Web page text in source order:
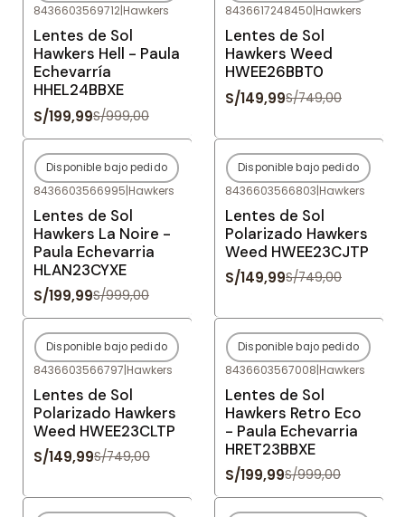
Agotado
8436603569712|Hawkers
Lentes de Sol
Hawkers Hell - Paula
Echevarría
HHEL24BBXE
S/199,99S/999,00
Agotado
8436617248450|Hawkers
Lentes de Sol
Hawkers Weed
HWEE26BBT0
S/149,99S/749,00
-80%OFF
Agotado
Disponible bajo pedido
8436603566995|Hawkers
Lentes de Sol
Hawkers La Noire -
Paula Echevarria
HLAN23CYXE
S/199,99S/999,00
-80%OFF
Agotado
Disponible bajo pedido
8436603566803|Hawkers
Lentes de Sol
Polarizado Hawkers
Weed HWEE23CJTP
S/149,99S/749,00
-80%OFF
Agotado
Disponible bajo pedido
8436603566797|Hawkers
Lentes de Sol
Polarizado Hawkers
Weed HWEE23CLTP
S/149,99S/749,00
-80%OFF
Agotado
Disponible bajo pedido
8436603567008|Hawkers
Lentes de Sol
Hawkers Retro Eco
- Paula Echevarria
HRET23BBXE
S/199,99S/999,00